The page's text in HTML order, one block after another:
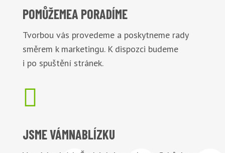
POMŮŽEMEA PORADÍME
Tvorbou vás provedeme a poskytneme rady
směrem k marketingu. K dispozci budeme
i po spuštění stránek.

JSME VÁMNABLÍZKU